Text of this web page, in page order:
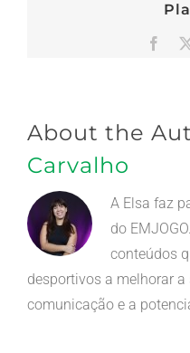
About the
Carvalho
A Elsa faz
do
conteúdos
desportivos a melhorar a
comunicação e a